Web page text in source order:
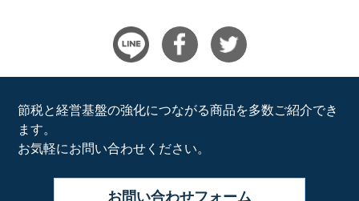
節税と経営基盤の強化につながる商品を多数ご紹介でき
ます。
お気軽にお問い合わせください。
お問い合わせフォーム